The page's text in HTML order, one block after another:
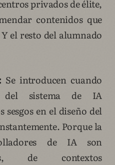
privados de élite,
contenidos que
el resto del alumnado
Se introducen cuando
del sistema de IA
en el diseño del
Porque la
de IA son
de contextos